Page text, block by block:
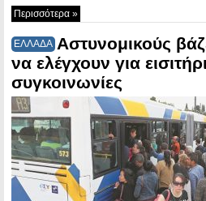
Περισσότερα »
ΕΛΛΑΔΑ Αστυνομικούς
να ελέγχουν για
συγκοινωνίες